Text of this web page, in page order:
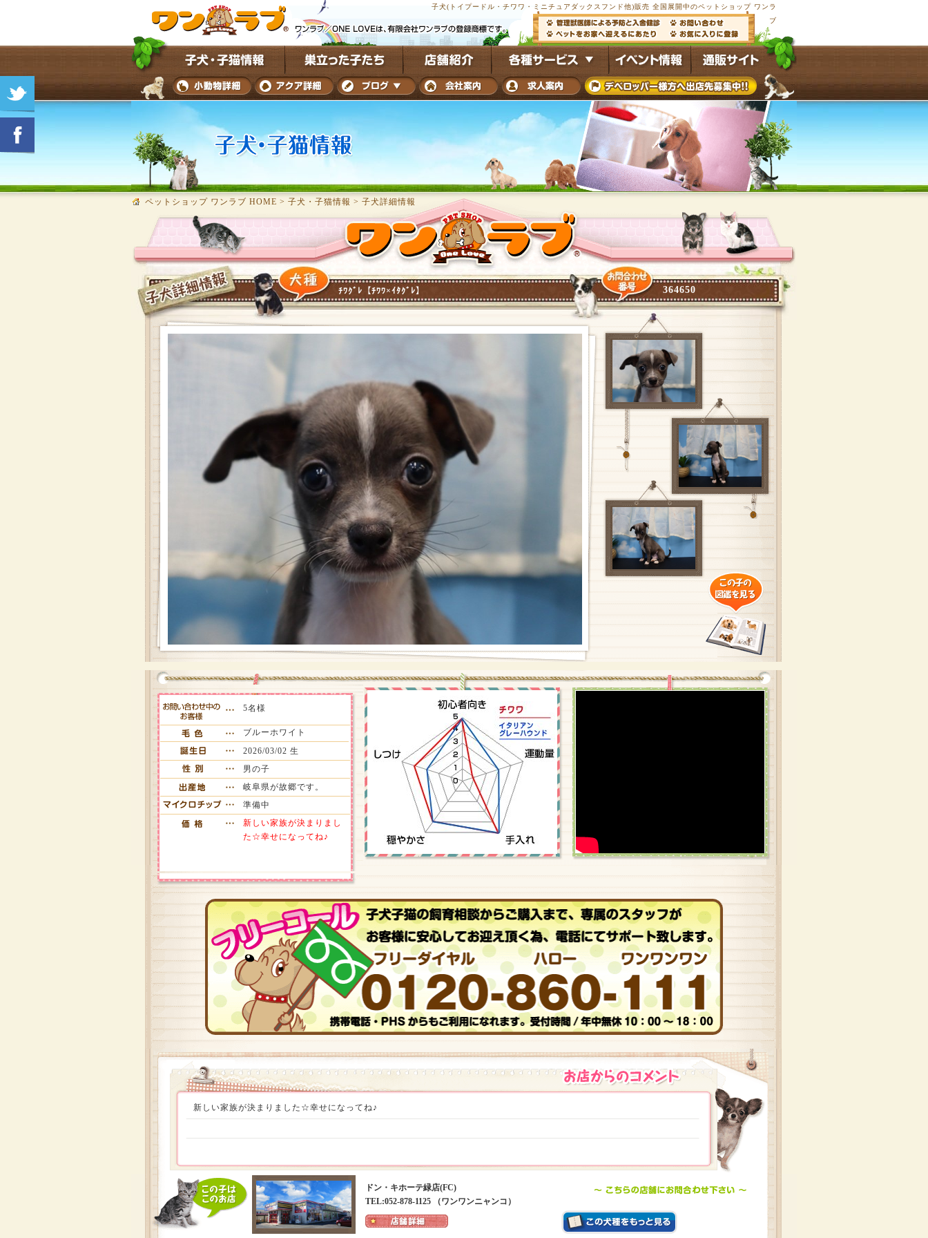
子犬(トイプードル・チワワ・ミニチュアダックスフンド他)販売 全国展開中のペットショップ ワンラ
ブ
ペットショップ ワンラブ HOME > 子犬・子猫情報 > 子犬詳細情報
ﾁﾜｸﾞﾚ【ﾁﾜﾜ×ｲﾀｸﾞﾚ】 364650
5名様
ブルーホワイト
2026/03/02 生
男の子
岐阜県が故郷です。
準備中
新しい家族が決まりまし
た☆幸せになってね♪
新しい家族が決まりました☆幸せになってね♪
ドン・キホーテ緑店(FC)
TEL:052-878-1125 （ワンワンニャンコ）